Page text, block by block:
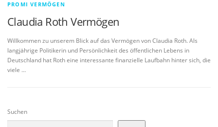
PROMI VERMÖGEN
Claudia Roth Vermögen
Willkommen zu unserem Blick auf das Vermögen von Claudia Roth. Als
langjährige Politikerin und Persönlichkeit des öffentlichen Lebens in
Deutschland hat Roth eine interessante finanzielle Laufbahn hinter sich, die
viele …
Suchen